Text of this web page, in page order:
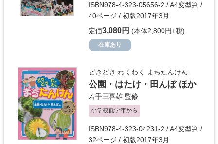
ISBN978-4-323-05656-2 / A4変型判 /
40ページ / 初版2017年3月
定価3,080円 (本体2,800円+税)
在庫あり
どきどき わくわく まちたんけん
公園・はたけ・田んぼ ほか
若手三喜雄 監修
小学校低学年から
ISBN978-4-323-04231-2 / A4変型判 /
32ページ / 初版2017年3月